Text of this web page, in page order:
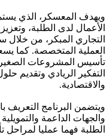
ويهدف المعسكر، الذي
الأعمال لدى الطلبة،
التجاري المبكر، من خلال
العملية المتخصصة. كما
تأسيس المشروعات
التفكير الريادي وتقديم
والاقتصادية.
ويتضمن البرنامج التعريف
والجهات الداعمة
الطلبة فهما عمليا